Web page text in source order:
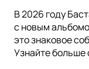
В 2026 году
с новым
это знаковое
Узнайте больше